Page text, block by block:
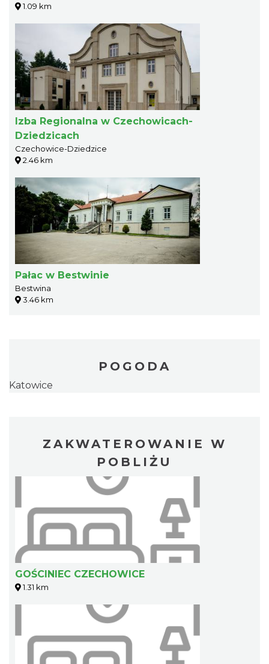
1.09 km
Izba Regionalna w Czechowicach-
Dziedzicach
Czechowice-Dziedzice
2.46 km
Pałac w Bestwinie
Bestwina
3.46 km
POGODA
Katowice
ZAKWATEROWANIE W
POBLIŻU
GOŚCINIEC CZECHOWICE
1.31 km